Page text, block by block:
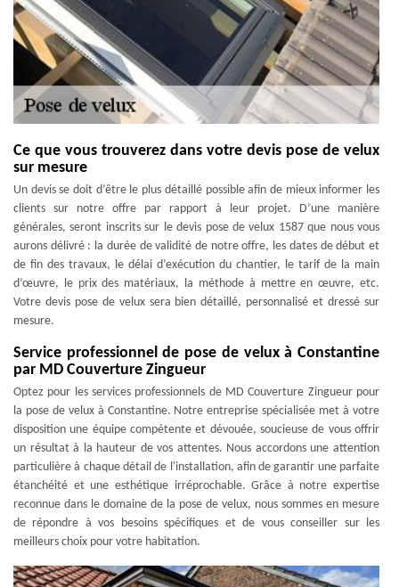
Ce que vous trouverez dans votre devis pose de velux
sur mesure
Un devis se doit d’être le plus détaillé possible afin de mieux informer les
clients sur notre offre par rapport à leur projet. D’une manière
générales, seront inscrits sur le devis pose de velux 1587 que nous vous
aurons délivré : la durée de validité de notre offre, les dates de début et
de fin des travaux, le délai d’exécution du chantier, le tarif de la main
d’œuvre, le prix des matériaux, la méthode à mettre en œuvre, etc.
Votre devis pose de velux sera bien détaillé, personnalisé et dressé sur
mesure.
Service professionnel de pose de velux à Constantine
par MD Couverture Zingueur
Optez pour les services professionnels de MD Couverture Zingueur pour
la pose de velux à Constantine. Notre entreprise spécialisée met à votre
disposition une équipe compétente et dévouée, soucieuse de vous offrir
un résultat à la hauteur de vos attentes. Nous accordons une attention
particulière à chaque détail de l'installation, afin de garantir une parfaite
étanchéité et une esthétique irréprochable. Grâce à notre expertise
reconnue dans le domaine de la pose de velux, nous sommes en mesure
de répondre à vos besoins spécifiques et de vous conseiller sur les
meilleurs choix pour votre habitation.